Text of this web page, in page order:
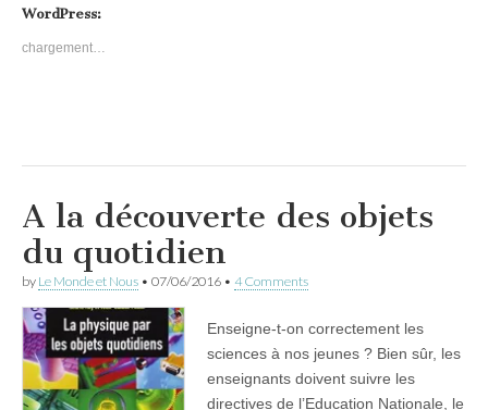
WordPress:
chargement…
A la découverte des objets
du quotidien
by Le Monde et Nous • 07/06/2016 • 4 Comments
Enseigne-t-on correctement les
sciences à nos jeunes ? Bien sûr, les
enseignants doivent suivre les
directives de l’Education Nationale, le